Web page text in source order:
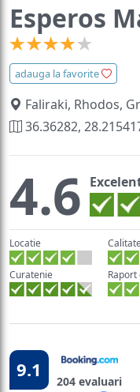
Esperos
adauga la favorite
Faliraki, Rhodos,
36.36282,
4.6
Locatie
Curatenie
9.1 204 evaluari